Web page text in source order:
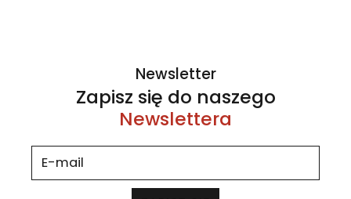
Newsletter
Zapisz się do naszego
Newslettera